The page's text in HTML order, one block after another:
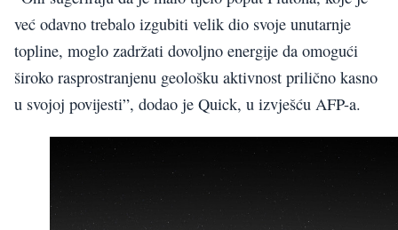
već odavno trebalo izgubiti velik dio svoje unutarnje
topline, moglo zadržati dovoljno energije da omogući
široko rasprostranjenu geološku aktivnost prilično kasno
u svojoj povijesti”, dodao je Quick, u izvješću AFP-a.